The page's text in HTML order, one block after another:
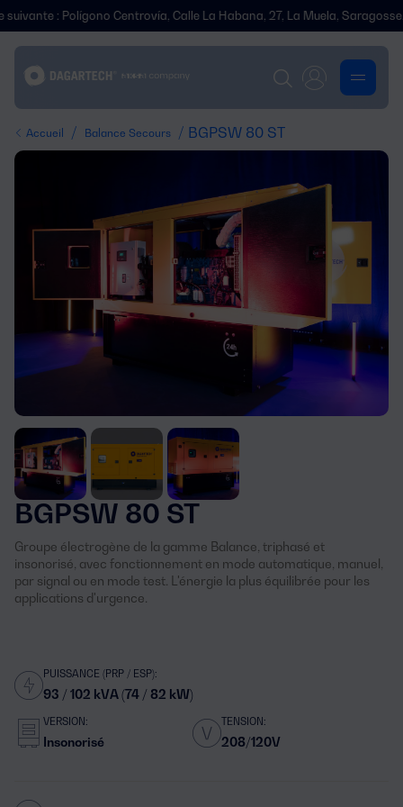
Centrovía, Calle La Habana, 27, La Muela, Saragosse.
Accueil / Balance Secours / BGPSW 80 ST
BGPSW 80 ST
Groupe électrogène de la gamme Balance, triphasé et
insonorisé, avec fonctionnement en mode automatique, manuel,
par signal ou en mode test. L'énergie la plus équilibrée pour les
applications d'urgence.
PUISSANCE (PRP / ESP):
93 / 102 kVA (74 / 82 kW)
VERSION:
Insonorisé
TENSION:
208/120V